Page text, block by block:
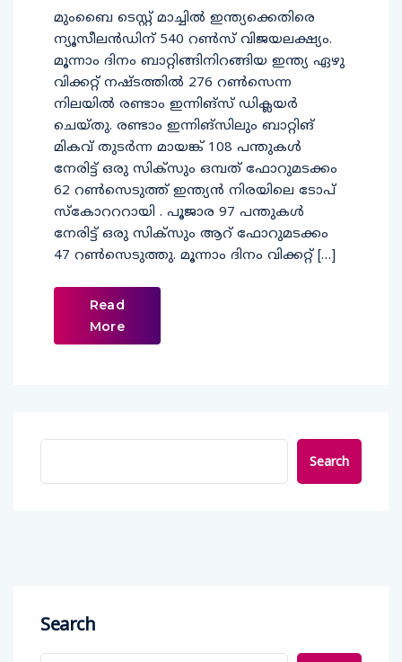
മുംബൈ ടെസ്റ്റ് മാച്ചിൽ ഇന്ത്യക്കെതിരെ
ന്യൂസീലന്‍ഡിന് 540 റണ്‍സ് വിജയലക്ഷ്യം.
മൂന്നാം ദിനം ബാറ്റിങ്ങിനിറങ്ങിയ ഇന്ത്യ ഏഴു
വിക്കറ്റ് നഷ്ടത്തില്‍ 276 റണ്‍സെന്ന
നിലയില്‍ രണ്ടാം ഇന്നിങ്‌സ് ഡിക്ലയര്‍
ചെയ്തു. രണ്ടാം ഇന്നിങ്സിലും ബാറ്റിങ്
മികവ് തുടര്‍ന്ന മായങ്ക് 108 പന്തുകള്‍
നേരിട്ട് ഒരു സിക്സും ഒമ്പത് ഫോറുമടക്കം
62 റൺസെടുത്ത് ഇന്ത്യൻ നിരയിലെ ടോപ്
സ്‌കോറററായി . പൂജാര 97 പന്തുകള്‍
നേരിട്ട് ഒരു സിക്സും ആറ് ഫോറുമടക്കം
47 റണ്‍സെടുത്തു. മൂന്നാം ദിനം വിക്കറ്റ് […]
Read
More
Search
Search